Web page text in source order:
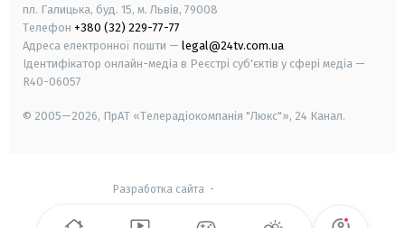
пл. Галицька, буд. 15, м. Львів, 79008
Телефон +380 (32) 229-77-77
Адреса електронної пошти — legal@24tv.com.ua
Ідентифікатор онлайн-медіа в Реєстрі суб'єктів у сфері медіа —
R40-06057
© 2005—2026, ПрАТ «Телерадіокомпанія "Люкс"», 24 Канал.
Разработка сайта -